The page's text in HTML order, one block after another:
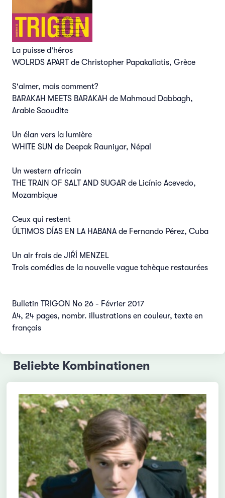
La puisse d'héros
WOLRDS APART de Christopher Papakaliatis, Grèce
S'aimer, mais comment?
BARAKAH MEETS BARAKAH de Mahmoud Dabbagh,
Arabie Saoudite
Un élan vers la lumière
WHITE SUN de Deepak Rauniyar, Népal
Un western africain
THE TRAIN OF SALT AND SUGAR de Licínio Acevedo,
Mozambique
Ceux qui restent
ÚLTIMOS DÍAS EN LA HABANA de Fernando Pérez, Cuba
Un air frais de JIŘÍ MENZEL
Trois comédies de la nouvelle vague tchèque restaurées
Bulletin TRIGON No 26 - Février 2017
A4, 24 pages, nombr. illustrations en couleur, texte en
français
Beliebte Kombinationen